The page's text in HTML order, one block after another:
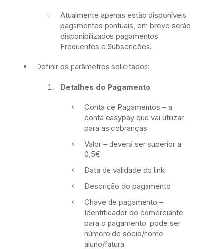
Atualmente apenas estão disponíveis
pagamentos pontuais, em breve serão
disponibilizados pagamentos
Frequentes e Subscrições.
Definir os parâmetros solicitados:
Detalhes do Pagamento
Conta de Pagamentos – a
conta easypay que vai utilizar
para as cobranças
Valor – deverá ser superior a
0,5€
Data de validade do link
Descrição do pagamento
Chave de pagamento –
Identificador do comerciante
para o pagamento, pode ser
número de sócio/nome
aluno/fatura